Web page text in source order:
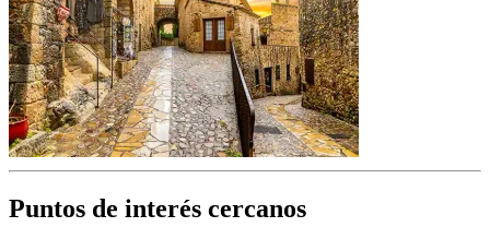
Puntos de interés cercanos